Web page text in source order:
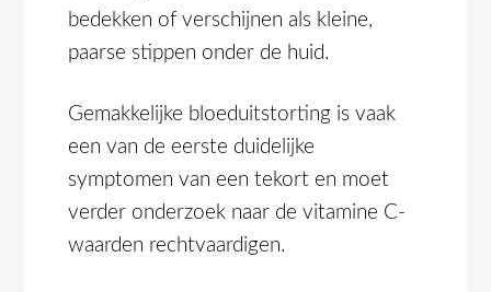
bedekken of verschijnen als kleine,
paarse stippen onder de huid.
Gemakkelijke bloeduitstorting is vaak
een van de eerste duidelijke
symptomen van een tekort en moet
verder onderzoek naar de vitamine C-
waarden rechtvaardigen.